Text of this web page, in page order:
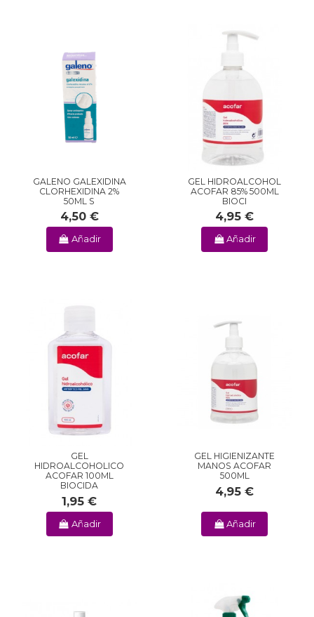
GALENO GALEXIDINA
CLORHEXIDINA 2%
50ML S
4,50 €
Añadir
GEL HIDROALCOHOL
ACOFAR 85% 500ML
BIOCI
4,95 €
Añadir
GEL
HIDROALCOHOLICO
ACOFAR 100ML
BIOCIDA
1,95 €
Añadir
GEL HIGIENIZANTE
MANOS ACOFAR
500ML
4,95 €
Añadir